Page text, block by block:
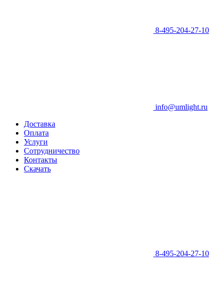
8-495-204-27-10
info@umlight.ru
Доставка
Оплата
Услуги
Сотрудничество
Контакты
Скачать
8-495-204-27-10